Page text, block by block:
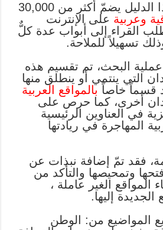
إلى جانب ذلك فهذا الدليل يضمّ أكثر من 30,000
وعربية على الإنترنت
القراء إلى أبواب عدة كلٌّ
تسهيلاً للملاحة.
البحث، تم تقسيم هذه
التي ينتمي أو ينطلق منها
قسماً خاصاً بالمواقع العربية
أخرى، كما حرص على
في العناوين الرئيسية
المهاجرة في ريادتها
فقد تمّ إضافة نبذات عن
وتمحيصها والتأكد من
المواقع الغير عاملة ،
إليها.
المواضيع من: الوطن